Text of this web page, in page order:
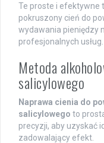
Te proste i efektywne
pokruszony cień do
wydawania pieniędzy
profesjonalnych usług.
Metoda
salicylowego
Naprawa cienia do
salicylowego to
precyzji, aby uzyskać
zadowalający efekt.